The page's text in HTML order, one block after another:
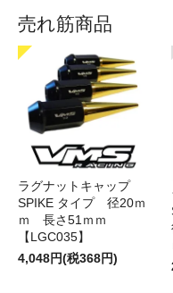
売れ筋商品
ラグナットキャップ
SPIKE タイプ 径20ｍ
ｍ 長さ51ｍｍ
【LGC035】
4,048円(税368円)